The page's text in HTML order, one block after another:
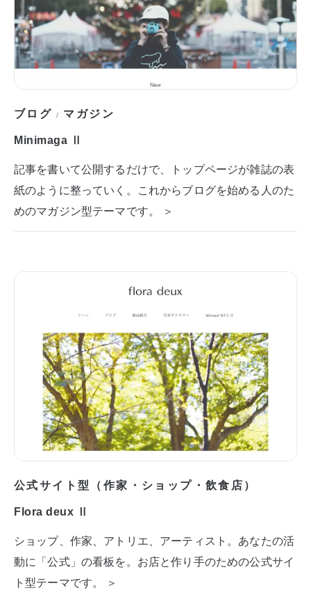
ブログ / マガジン
Minimaga Ⅱ
記事を書いて公開するだけで、トップページが雑誌の表
紙のように整っていく。これからブログを始める人のた
めのマガジン型テーマです。 ＞
公式サイト型（作家・ショップ・飲食店）
Flora deux Ⅱ
ショップ、作家、アトリエ、アーティスト。あなたの活
動に「公式」の看板を。お店と作り手のための公式サイ
ト型テーマです。 ＞